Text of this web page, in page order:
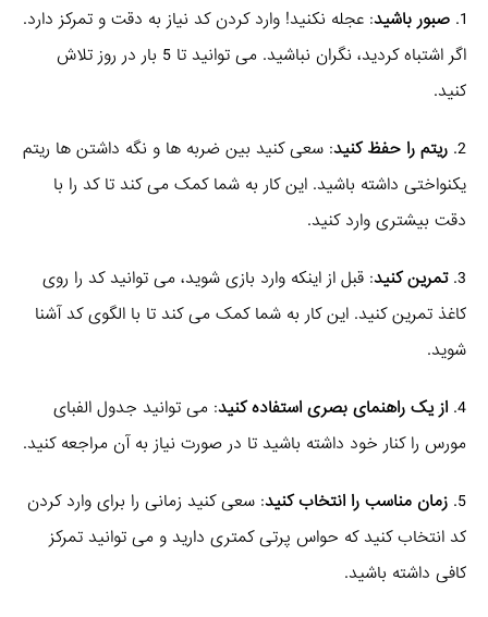
1. صبور باشید: عجله نکنید! وارد کردن کد نیاز به دقت و تمرکز دارد.
اگر اشتباه کردید، نگران نباشید. می توانید تا 5 بار در روز تلاش
کنید.
2. ریتم را حفظ کنید: سعی کنید بین ضربه ها و نگه داشتن ها ریتم
یکنواختی داشته باشید. این کار به شما کمک می کند تا کد را با
دقت بیشتری وارد کنید.
3. تمرین کنید: قبل از اینکه وارد بازی شوید، می توانید کد را روی
کاغذ تمرین کنید. این کار به شما کمک می کند تا با الگوی کد آشنا
شوید.
4. از یک راهنمای بصری استفاده کنید: می توانید جدول الفبای
مورس را کنار خود داشته باشید تا در صورت نیاز به آن مراجعه کنید.
5. زمان مناسب را انتخاب کنید: سعی کنید زمانی را برای وارد کردن
کد انتخاب کنید که حواس پرتی کمتری دارید و می توانید تمرکز
کافی داشته باشید.